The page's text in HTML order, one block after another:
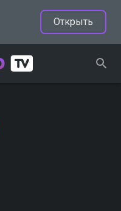
Открыть